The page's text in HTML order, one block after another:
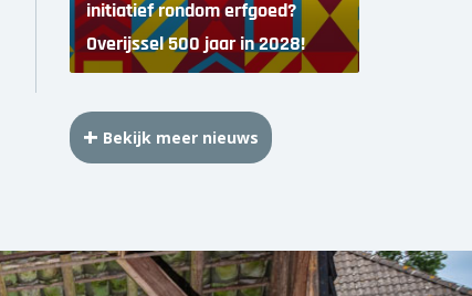
initiatief rondom erfgoed?
Overijssel 500 jaar in 2028!
Bekijk meer nieuws